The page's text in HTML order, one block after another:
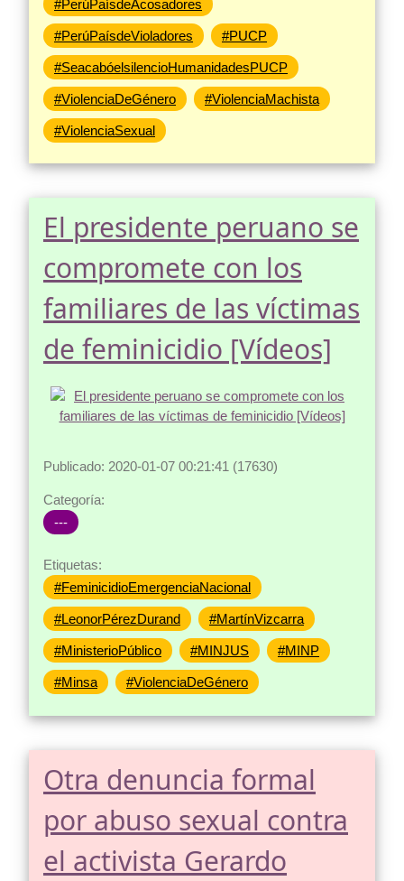
#PerúPaísdeAcosadores
#PerúPaísdeVioladores #PUCP
#SeacabóelsilencioHumanidadesPUCP
#ViolenciaDeGénero #ViolenciaMachista
#ViolenciaSexual
El presidente peruano se
compromete con los
familiares de las víctimas
de feminicidio [Vídeos]
Publicado: 2020-01-07 00:21:41 (17630)
Categoría:
---
Etiquetas:
#FeminicidioEmergenciaNacional
#LeonorPérezDurand #MartínVizcarra
#MinisterioPúblico #MINJUS #MINP
#Minsa #ViolenciaDeGénero
Otra denuncia formal
por abuso sexual contra
el activista Gerardo